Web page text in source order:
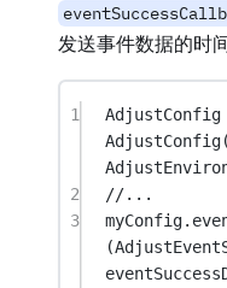
发送事件数据的时间
1 AdjustConfig
AdjustConfig(
2
//...
3
(